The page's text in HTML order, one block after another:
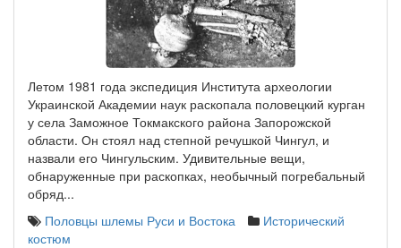
Летом 1981 года экспедиция Института археологии
Украинской Академии наук раскопала половецкий курган
у села Заможное Токмакского района Запорожской
области. Он стоял над степной речушкой Чингул, и
назвали его Чингульским. Удивительные вещи,
обнаруженные при раскопках, необычный погребальный
обряд...
Половцы шлемы Руси и Востока
Исторический
костюм